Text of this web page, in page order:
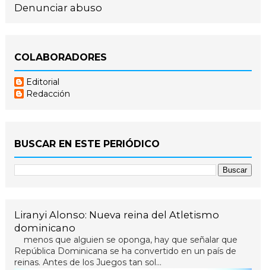
Denunciar abuso
COLABORADORES
Editorial
Redacción
BUSCAR EN ESTE PERIÓDICO
Liranyi Alonso: Nueva reina del Atletismo
dominicano
menos que alguien se oponga, hay que señalar que
República Dominicana se ha convertido en un país de
reinas. Antes de los Juegos tan sol...